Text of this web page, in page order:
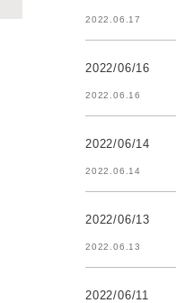
2022.06.17
2022/06/16
2022.06.16
2022/06/14
2022.06.14
2022/06/13
2022.06.13
2022/06/11